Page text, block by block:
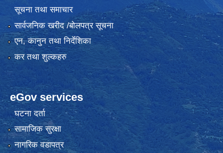
सूचना तथा समाचार
सार्वजनिक खरीद /बोलपत्र सूचना
एन, कानुन तथा निर्देशिका
कर तथा शुल्कहरु
eGov services
घटना दर्ता
सामाजिक सुरक्षा
नागरिक वडापत्र